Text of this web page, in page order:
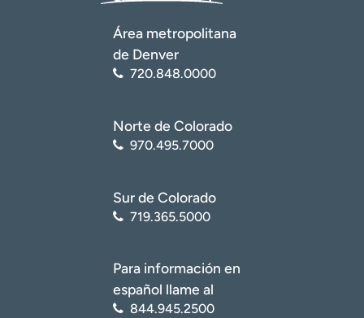
Área metropolitana
de Denver
720.848.0000
Norte de Colorado
970.495.7000
Sur de Colorado
719.365.5000
Para información en
español llame al
844.945.2500